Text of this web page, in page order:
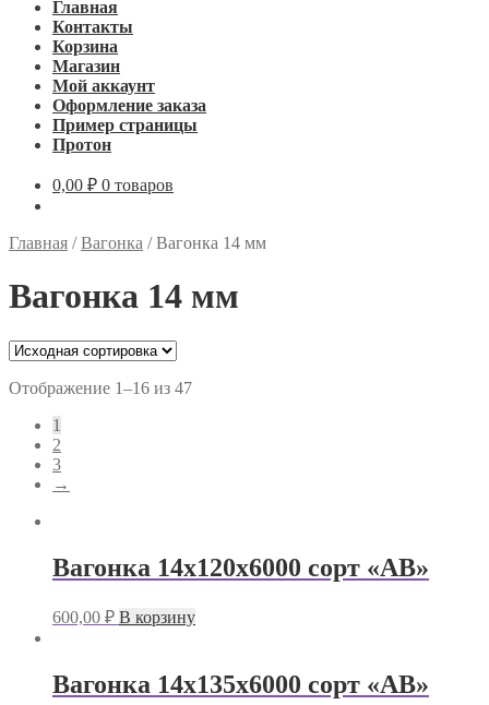
Главная
Контакты
Корзина
Магазин
Мой аккаунт
Оформление заказа
Пример страницы
Протон
0,00 ₽ 0 товаров
Главная /Вагонка /Вагонка 14 мм
Вагонка 14 мм
Отображение 1–16 из 47
1
2
3
→
Вагонка 14х120х6000 сорт «АB»
600,00 ₽ В корзину
Вагонка 14х135х6000 сорт «АB»